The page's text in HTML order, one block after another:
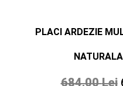
PLACI ARDEZIE
684,00Lei